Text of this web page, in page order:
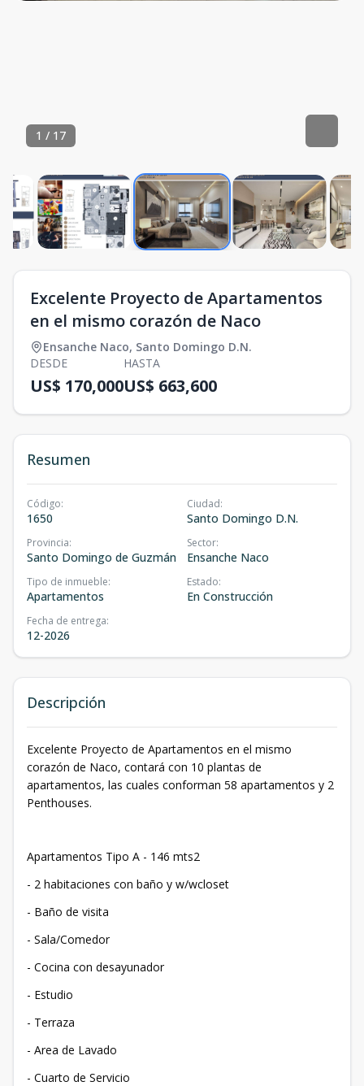
1 / 17
Excelente Proyecto de Apartamentos
en el mismo corazón de Naco
Ensanche Naco, Santo Domingo D.N.
DESDE
US$ 170,000
HASTA
US$ 663,600
Resumen
Código:
1650
Ciudad:
Santo Domingo D.N.
Provincia:
Santo Domingo de Guzmán
Sector:
Ensanche Naco
Tipo de inmueble:
Apartamentos
Estado:
En Construcción
Fecha de entrega:
12-2026
Descripción
Excelente Proyecto de Apartamentos en el mismo
corazón de Naco, contará con 10 plantas de
apartamentos, las cuales conforman 58 apartamentos y 2
Penthouses.
Apartamentos Tipo A - 146 mts2
- 2 habitaciones con baño y w/wcloset
- Baño de visita
- Sala/Comedor
- Cocina con desayunador
- Estudio
- Terraza
- Area de Lavado
- Cuarto de Servicio